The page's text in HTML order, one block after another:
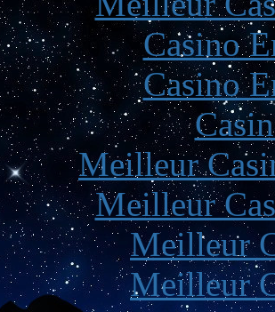
Casino
Casino
Meilleur
Meilleur
Meilleur
Meilleur